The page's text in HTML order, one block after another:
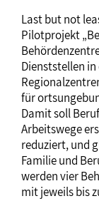
Last but not
Pilotprojekt
Dienststellen
für
Damit soll
Arbeitswege
reduziert, und
Familie und
werden vier
mit jeweils bis